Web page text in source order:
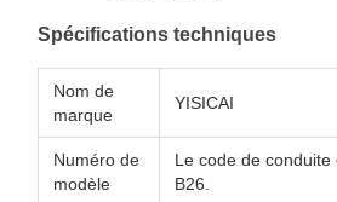
Spécifications techniques
Nom de
marque
YISICAI
Numéro de
modèle
Le code de conduite
B26.